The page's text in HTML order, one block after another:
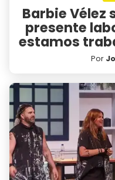
Barbie Vélez
presente
estamos
Por